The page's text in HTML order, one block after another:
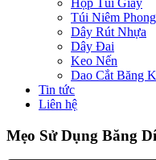
Hộp Túi Giấy
Túi Niêm
Dây Rút Nhựa
Dây Đai
Keo Nến
Dao Cắt Băng
Tin tức
Liên hệ
Mẹo Sử Dụng Băng